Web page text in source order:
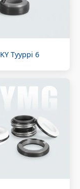
KY Tyyppi 6